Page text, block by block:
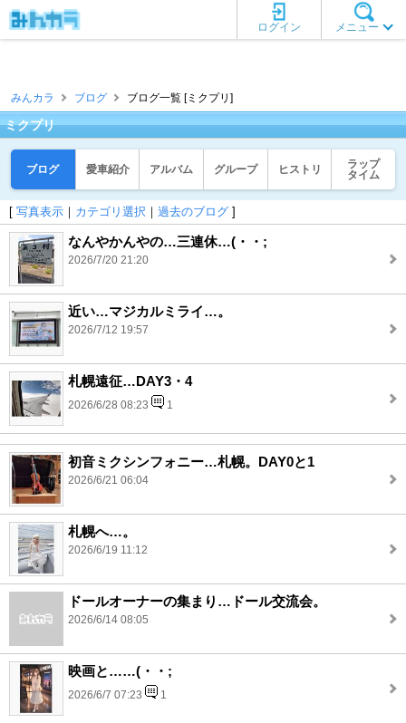
メニュー
ログイン
みんカラ ブログ ブログ一覧 [ミクプリ]
ミクプリ
ブログ 愛車紹介 アルバム グループ ヒストリ
ラップ
タイム
[ 写真表示 ｜ カテゴリ選択 ｜ 過去のブログ ]
なんやかんやの…三連休…(・・;
2026/7/20 21:20
近い…マジカルミライ…。
2026/7/12 19:57
札幌遠征…DAY3・4
2026/6/28 08:23 1
初音ミクシンフォニー…札幌。DAY0と1
2026/6/21 06:04
札幌へ…。
2026/6/19 11:12
ドールオーナーの集まり…ドール交流会。
2026/6/14 08:05
映画と……(・・;
2026/6/7 07:23 1